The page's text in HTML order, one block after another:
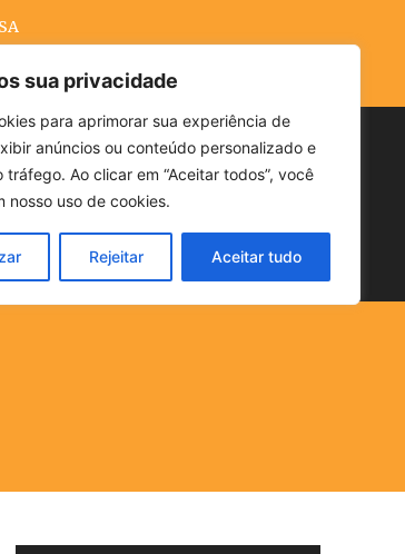
sua privacidade
para aprimorar sua experiência de
anúncios ou conteúdo personalizado e
tráfego. Ao clicar em “Aceitar todos”, você
nosso uso de cookies.
Rejeitar Aceitar tudo
Buscar
CLIMA ECONOMIA